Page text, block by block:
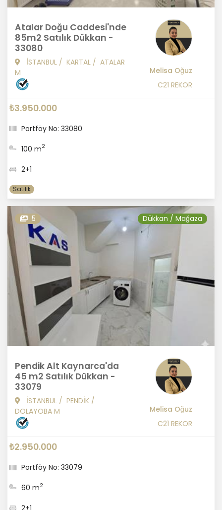
Atalar Doğu Caddesi'nde
85m2 Satılık Dükkan -
33080
İSTANBUL / KARTAL / ATALAR
M
Melisa Oğuz
C21 REKOR
₺3.950.000
Portföy No: 33080
100 m2
2+1
Satılık
5 Dükkan / Mağaza
Pendik Alt Kaynarca'da
45 m2 Satılık Dükkan -
33079
İSTANBUL / PENDİK /
DOLAYOBA M
Melisa Oğuz
C21 REKOR
₺2.950.000
Portföy No: 33079
60 m2